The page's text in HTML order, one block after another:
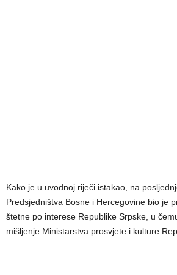
Kako je u uvodnoj riječi istakao, na
Predsjedništva Bosne i Hercegovine bio je
štetne po interese Republike Srpske, u
mišljenje Ministarstva prosvjete i kulture